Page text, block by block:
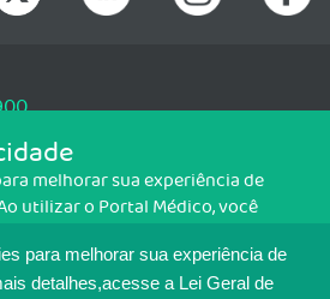
para melhorar sua experiência de
detalhes,acesse a Lei Geral de
L2 Sul, Brasília/DF - CEP: 70200-760 -
melhorar sua experiência de
utilizar o Portal Médico, você
sobre como isso é feito, acesse
você concorda, clique em ACEITO.